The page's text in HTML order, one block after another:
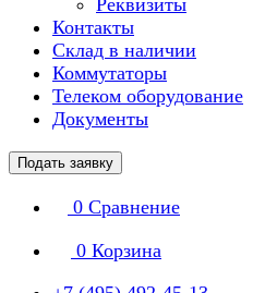
Реквизиты
Контакты
Склад в наличии
Коммутаторы
Телеком оборудование
Документы
Подать заявку
0 Сравнение
0 Корзина